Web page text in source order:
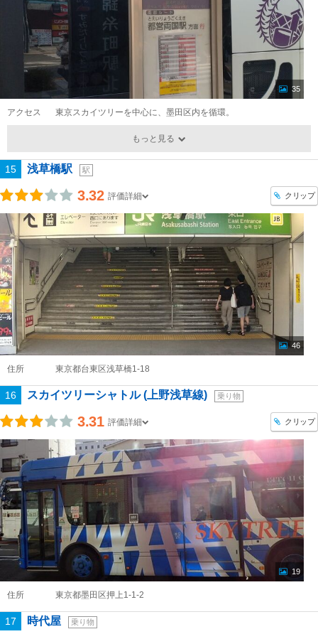
35
アクセス 東京スカイツリーを中心に、墨田区内を循環。
もっと見る
15 浅草橋駅 駅
3.32 評価詳細 クリップ
46
住所 東京都台東区浅草橋1-18
16 スカイツリーシャトル (上野浅草線) 乗り物
3.31 評価詳細 クリップ
19
住所 東京都墨田区押上1-1-2
17 時代屋 乗り物